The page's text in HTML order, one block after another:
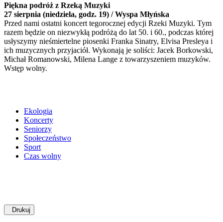
Piękna podróż z Rzeką Muzyki
27 sierpnia (niedziela, godz. 19) / Wyspa Młyńska
Przed nami ostatni koncert tegorocznej edycji Rzeki Muzyki. Tym
razem będzie on niezwykłą podróżą do lat 50. i 60., podczas której
usłyszymy nieśmiertelne piosenki Franka Sinatry, Elvisa Presleya i
ich muzycznych przyjaciół. Wykonają je soliści: Jacek Borkowski,
Michał Romanowski, Milena Lange z towarzyszeniem muzyków.
Wstęp wolny.
Ekologia
Koncerty
Seniorzy
Społeczeństwo
Sport
Czas wolny
Drukuj